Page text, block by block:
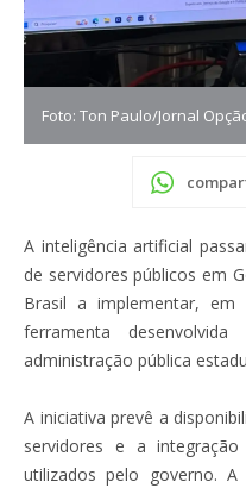
Foto: Ton Paulo/Jornal
A inteligência artificial
de servidores públicos em
Brasil a implementar,
ferramenta
administração pública
A iniciativa prevê a
servidores e a
utilizados pelo governo.